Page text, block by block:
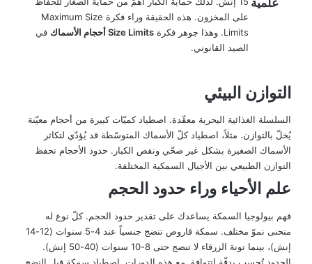
على المخزون. هذه الحقيقة وراء فكرة Maximum Size
Limits. وهذا جوهر فكرة
Size Limits أحجام الأسماك
في
الصيد القانوني.
التوازن البيئي
السلسلة الغذائية البحرية معقّدة. اصطياد كميّات كبيرة من أحجام معيّنة
يُخلّ بالتوازن. مثلاً، اصطياد كلّ الأسماك المتوسّطة قد يُؤدّي لتكاثر
الأسماك الصغيرة بشكل غير صحّي ونقص الكبار. حدود الأحجام تحفظ
التوازن الطبيعي بين الأجيال السمكية المختلفة.
علم الأحياء وراء حدود الحجم
فهم بيولوجيا السمكة يساعدك على تقدير حدود الحجم. كلّ نوع له
منحنى نموّ مختلف. سمكة قاروص تنضج جنسياً عند 4-5 سنوات (12-14
إنش)، بينما تونة الزرقاء لا تنضج حتى 8-10 سنوات (40-50 إنش).